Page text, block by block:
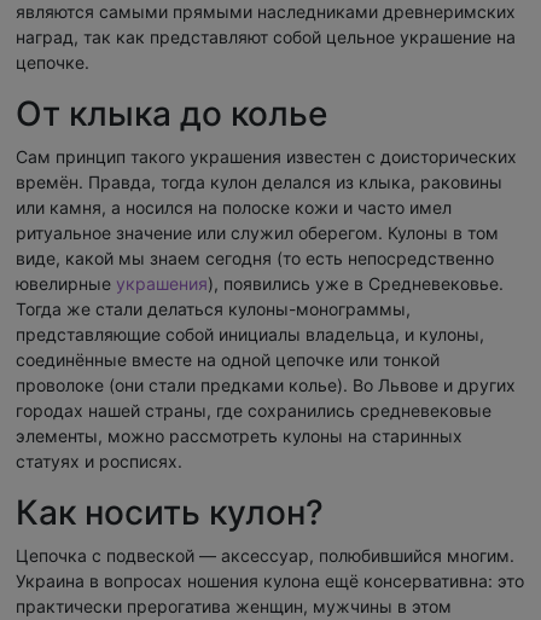
являются самыми прямыми наследниками древнеримских
наград, так как представляют собой цельное украшение на
цепочке.
От клыка до колье
Сам принцип такого украшения известен с доисторических
времён. Правда, тогда кулон делался из клыка, раковины
или камня, а носился на полоске кожи и часто имел
ритуальное значение или служил оберегом. Кулоны в том
виде, какой мы знаем сегодня (то есть непосредственно
ювелирные украшения), появились уже в Средневековье.
Тогда же стали делаться кулоны-монограммы,
представляющие собой инициалы владельца, и кулоны,
соединённые вместе на одной цепочке или тонкой
проволоке (они стали предками колье). Во Львове и других
городах нашей страны, где сохранились средневековые
элементы, можно рассмотреть кулоны на старинных
статуях и росписях.
Как носить кулон?
Цепочка с подвеской — аксессуар, полюбившийся многим.
Украина в вопросах ношения кулона ещё консервативна: это
практически прерогатива женщин, мужчины в этом